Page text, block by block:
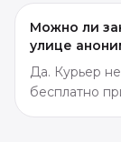
Можно ли
улице
Да. Курьер
бесплатно